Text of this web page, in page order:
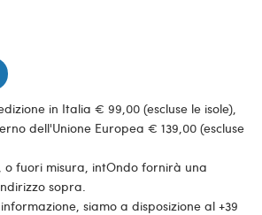
in Italia € 99,00 (escluse le isole),
dell'Unione Europea € 139,00 (escluse
o fuori misura, intOndo fornirà una
sopra.
siamo a disposizione al +39